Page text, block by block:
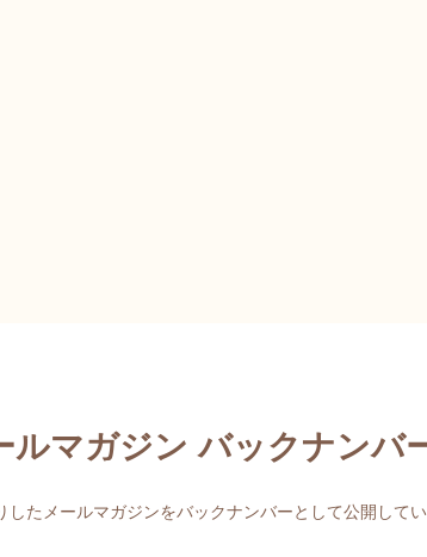
ルマガジン バックナンバ
したメールマガジンをバックナンバーとして公開してい